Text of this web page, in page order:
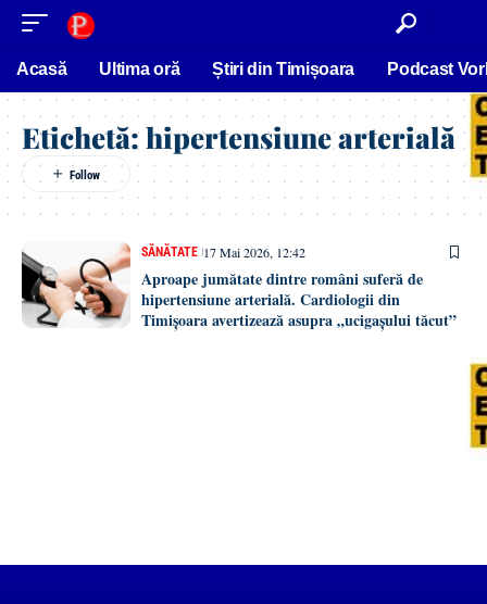
conținut
Acasă Ultima oră Știri din Timișoara Podcast
Etichetă:hipertensiune arterială
SĂNĂTATE 17 Mai 2026, 12:42
Aproape jumătate dintre români suferă de
hipertensiune arterială. Cardiologii din
Timișoara avertizează asupra „ucigașului tăcut”